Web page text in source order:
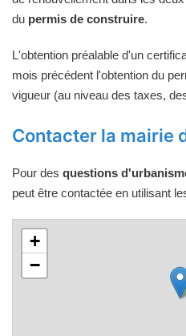
du permis de construire.
L'obtention préalable d'un
mois précédent l'obtention du
vigueur (au niveau des taxes,
Contacter la mairie
Pour des questions
peut être contactée en utilisant
+
−